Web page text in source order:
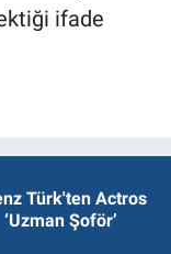
ifade
Türk'ten Actros
Şoför’